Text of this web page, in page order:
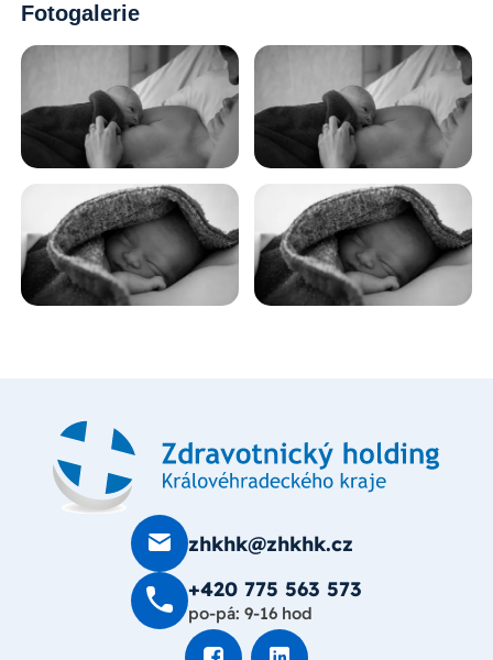
Fotogalerie
zhkhk@zhkhk.cz
+420 775 563 573
po-pá: 9-16 hod